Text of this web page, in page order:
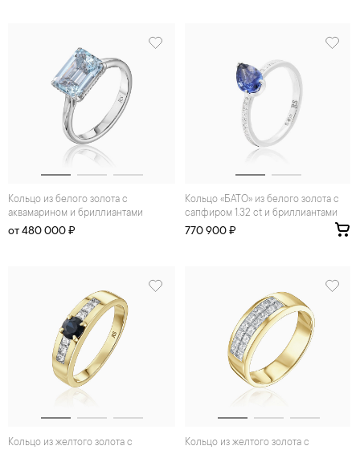
Кольцо из белого золота с
аквамарином и бриллиантами
от 480 000 ₽
Кольцо «БАТО» из белого золота с
сапфиром 1.32 ct и бриллиантами
770 900 ₽
Кольцо из желтого золота с
Кольцо из желтого золота с